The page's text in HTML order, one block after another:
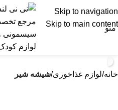
Skip to navigation
Skip to main content
منو
خانه لوازم غذاخوری شیشه شیر